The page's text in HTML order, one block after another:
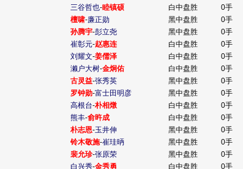
三谷哲也-睦镇硕 白中盘胜
0手
檀啸-廉正勋 黑中盘胜
0手
孙腾宇-彭立尧 黑中盘胜
0手
崔彰元-赵惠连 白中盘胜
0手
刘耀文-姜儒泽 白中盘胜
0手
濑户大树-金炯佑 白中盘胜
0手
古灵益-张秀英 黑中盘胜
0手
罗钟勋-富士田明彦 黑中盘胜
0手
高根台-朴相燉 白中盘胜
0手
熊丰-俞旿成 白中盘胜
0手
朴志恩-玉井伸 黑中盘胜
0手
铃木敬施-崔珪昞 黑中盘胜
0手
裴允珍-张原荣 黑中盘胜
0手
白兴秀-金秀勇 白中盘胜
0手